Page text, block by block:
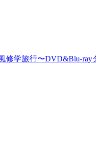
修学旅行〜DVD&Blu-